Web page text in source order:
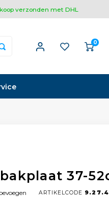
verzonden met DHL
0
37-
ARTIKELCODE